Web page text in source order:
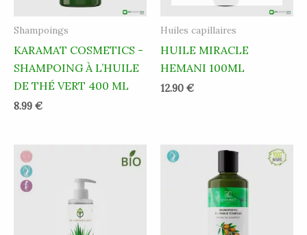
Shampoings
KARAMAT COSMETICS -
SHAMPOING À L’HUILE
DE THÉ VERT 400 ML
8.99 €
Huiles capillaires
HUILE MIRACLE
HEMANI 100ML
12.90 €